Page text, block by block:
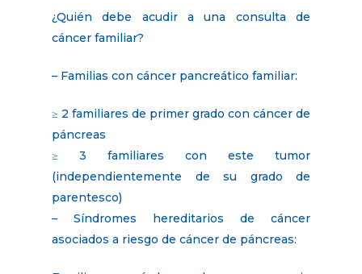
¿Quién debe acudir a una consulta de
cáncer familiar?
– Familias con cáncer pancreático familiar:
≥ 2 familiares de primer grado con cáncer de
páncreas
≥ 3 familiares con este tumor
(independientemente de su grado de
parentesco)
– Síndromes hereditarios de cáncer
asociados a riesgo de cáncer de páncreas: